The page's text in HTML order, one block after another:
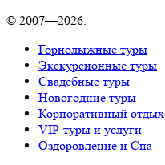
© 2007—2026.
Горнолыжные туры
Экскурсионные туры
Свадебные туры
Новогодние туры
Корпоративный отдых
VIP-туры и услуги
Оздоровление и Спа